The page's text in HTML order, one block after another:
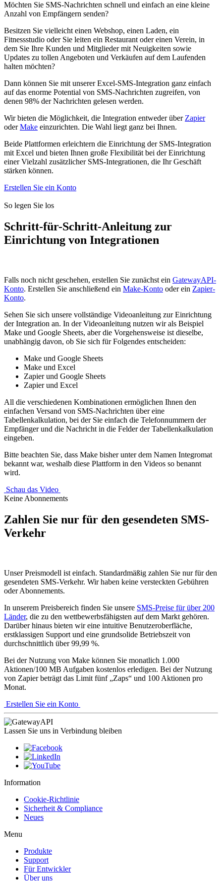
Möchten Sie SMS-Nachrichten schnell und einfach an eine kleine
Anzahl von Empfängern senden?
Besitzen Sie vielleicht einen Webshop, einen Laden, ein
Fitnessstudio oder Sie leiten ein Restaurant oder einen Verein, in
dem Sie Ihre Kunden und Mitglieder mit Neuigkeiten sowie
Updates zu tollen Angeboten und Verkäufen auf dem Laufenden
halten möchten?
Dann können Sie mit unserer Excel-SMS-Integration ganz einfach
auf das enorme Potential von SMS-Nachrichten zugreifen, von
denen 98% der Nachrichten gelesen werden.
Wir bieten die Möglichkeit, die Integration entweder über Zapier
oderMake einzurichten. Die Wahl liegt ganz bei Ihnen.
Beide Plattformen erleichtern die Einrichtung der SMS-Integration
mit Excel und bieten Ihnen große Flexibilität bei der Einrichtung
einer Vielzahl zusätzlicher SMS-Integrationen, die Ihr Geschäft
stärken können.
Erstellen Sie ein Konto
So legen Sie los
Schritt-für-Schritt-Anleitung zur
Einrichtung von Integrationen
Falls noch nicht geschehen, erstellen Sie zunächst ein GatewayAPI-
Konto. Erstellen Sie anschließend ein Make-Konto oder ein Zapier-
Konto.
Sehen Sie sich unsere vollständige Videoanleitung zur Einrichtung
der Integration an. In der Videoanleitung nutzen wir als Beispiel
Make und Google Sheets, aber die Vorgehensweise ist dieselbe,
unabhängig davon, ob Sie sich für Folgendes entscheiden:
Make und Google Sheets
Make und Excel
Zapier und Google Sheets
Zapier und Excel
All die verschiedenen Kombinationen ermöglichen Ihnen den
einfachen Versand von SMS-Nachrichten über eine
Tabellenkalkulation, bei der Sie einfach die Telefonnummern der
Empfänger und die Nachricht in die Felder der Tabellenkalkulation
eingeben.
Bitte beachten Sie, dass Make bisher unter dem Namen Integromat
bekannt war, weshalb diese Plattform in den Videos so benannt
wird.
Schau das Video
Keine Abonnements
Zahlen Sie nur für den gesendeten SMS-
Verkehr
Unser Preismodell ist einfach. Standardmäßig zahlen Sie nur für den
gesendeten SMS-Verkehr. Wir haben keine versteckten Gebühren
oder Abonnements.
In unserem Preisbereich finden Sie unsere SMS-Preise für über 200
Länder, die zu den wettbewerbsfähigsten auf dem Markt gehören.
Darüber hinaus bieten wir eine intuitive Benutzeroberfläche,
erstklassigen Support und eine grundsolide Betriebszeit von
durchschnittlich über 99,99 %.
Bei der Nutzung von Make können Sie monatlich 1.000
Aktionen/100 MB Aufgaben kostenlos erledigen. Bei der Nutzung
von Zapier beträgt das Limit fünf „Zaps“ und 100 Aktionen pro
Monat.
Erstellen Sie ein Konto
Lassen Sie uns in Verbindung bleiben
Information
Cookie-Richtlinie
Sicherheit & Compliance
Neues
Menu
Produkte
Support
Für Entwickler
Über uns